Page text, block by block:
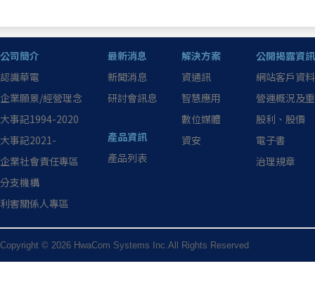
公司簡介
認識華電
企業願景/經營理念
大事記1994-2020
大事記2021-
企業社會責任專區
分支機構
利害關係人專區
最新消息
新聞消息
研討會訊息
產品資訊
產品列表
解決方案
資通訊
智慧應用
數位媒體
資安
公開揭露資訊
網站客戶資
營運概況及
股利、股價
電子書
治理規章
Copyright © 2026 HwaCom Systems Inc.All Rights Reserved